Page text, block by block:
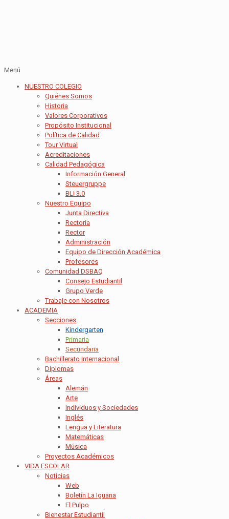
Menú
NUESTRO COLEGIO
Quiénes Somos
Historia
Valores Corporativos
Propósito Institucional
Política de Calidad
Tour Virtual
Acreditaciones
Calidad Pedagógica
Información General
Steuergruppe
BLI 3.0
Nuestro Equipo
Junta Directiva
Rectoría
Rector
Administración
Equipo de Dirección Académica
Profesores
Comunidad DSBAQ
Consejo Estudiantil
Grupo Verde
Trabaje con Nosotros
ACADEMIA
Secciones
Kindergarten
Primaria
Secundaria
Bachillerato Internacional
Diplomas
Áreas
Alemán
Arte
Individuos y Sociedades
Inglés
Lengua y Literatura
Matemáticas
Música
Proyectos Académicos
VIDA ESCOLAR
Noticias
Web
Boletín La Iguana
El Pulpo
Bienestar Estudiantil